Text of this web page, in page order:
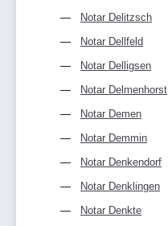
Notar Delitzsch
Notar Dellfeld
Notar Delligsen
Notar Delmenhorst
Notar Demen
Notar Demmin
Notar Denkendorf
Notar Denklingen
Notar Denkte